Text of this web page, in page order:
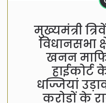
मुख्यमंत्री
विधानसभा
खनन
धज्जियां
करोड़ों के